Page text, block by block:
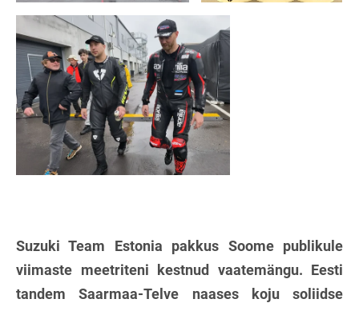
Suzuki Team Estonia pakkus Soome publikule
viimaste meetriteni kestnud vaatemängu. Eesti
tandem Saarmaa-Telve naases koju soliidse